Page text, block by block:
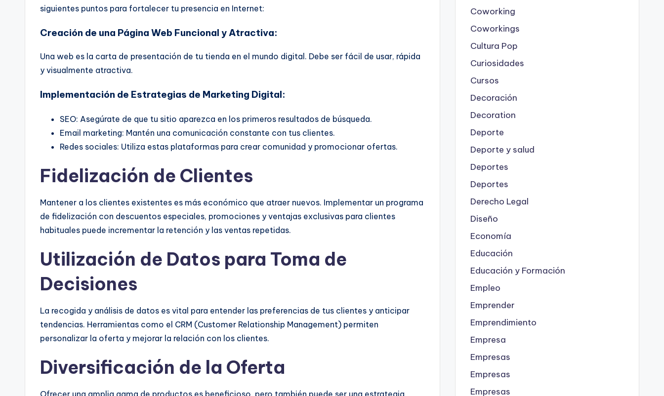
siguientes puntos para fortalecer tu presencia en Internet:
Creación de una Página Web Funcional y Atractiva:
Una web es la carta de presentación de tu tienda en el mundo digital. Debe ser fácil de usar, rápida
y visualmente atractiva.
Implementación de Estrategias de Marketing Digital:
SEO: Asegúrate de que tu sitio aparezca en los primeros resultados de búsqueda.
Email marketing: Mantén una comunicación constante con tus clientes.
Redes sociales: Utiliza estas plataformas para crear comunidad y promocionar ofertas.
Fidelización de Clientes
Mantener a los clientes existentes es más económico que atraer nuevos. Implementar un programa
de fidelización con descuentos especiales, promociones y ventajas exclusivas para clientes
habituales puede incrementar la retención y las ventas repetidas.
Utilización de Datos para Toma de
Decisiones
La recogida y análisis de datos es vital para entender las preferencias de tus clientes y anticipar
tendencias. Herramientas como el CRM (Customer Relationship Management) permiten
personalizar la oferta y mejorar la relación con los clientes.
Diversificación de la Oferta
Coworking
Coworkings
Cultura Pop
Curiosidades
Cursos
Decoración
Decoration
Deporte
Deporte y salud
Deportes
Deportes
Derecho Legal
Diseño
Economía
Educación
Educación y Formación
Empleo
Emprender
Emprendimiento
Empresa
Empresas
Empresas
Empresas